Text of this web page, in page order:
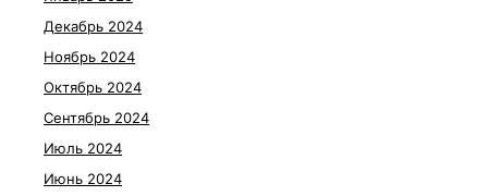
Декабрь 2024
Ноябрь 2024
Октябрь 2024
Сентябрь 2024
Июль 2024
Июнь 2024